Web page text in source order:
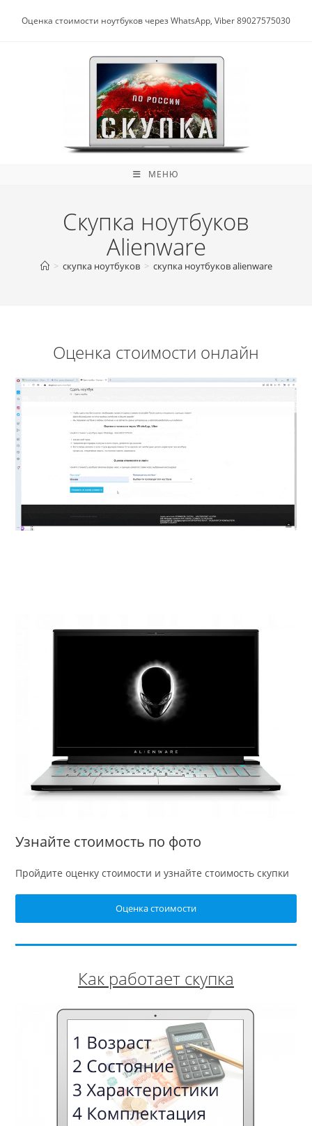
Оценка стоимости ноутбуков через WhatsApp, Viber 89027575030
МЕНЮ
Скупка ноутбуков
Alienware
> скупка ноутбуков > скупка ноутбуков alienware
Оценка стоимости онлайн
Узнайте стоимость по фото
Пройдите оценку стоимости и узнайте стоимость скупки
Оценка стоимости
Как работает скупка